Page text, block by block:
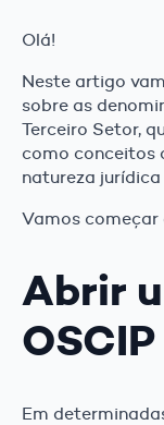
Olá!
Neste artigo
sobre as
Terceiro Setor,
como conceitos
natureza
Vamos
Abrir
Em